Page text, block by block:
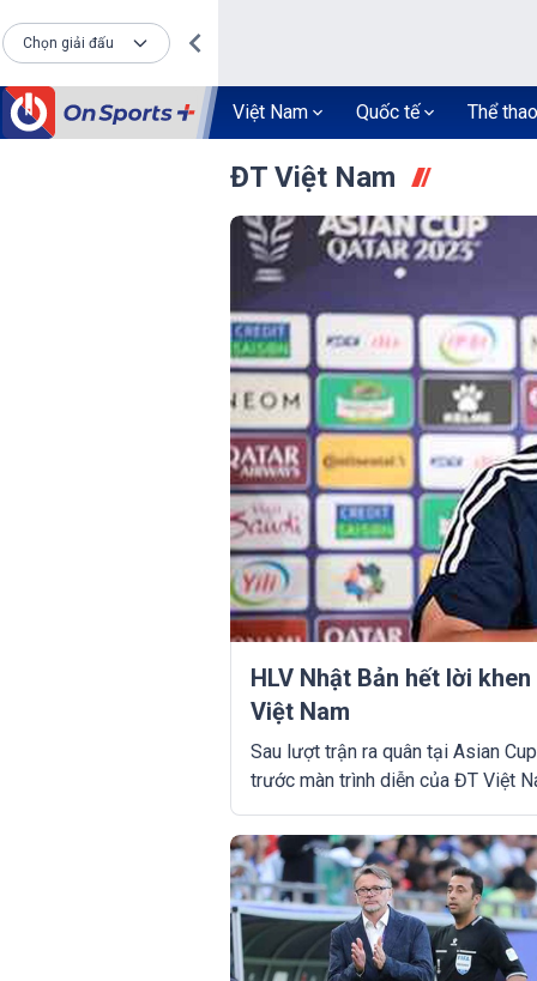
Chọn giải đấu
Việt Nam Quốc tế Thể thao
ĐT Việt Nam
HLV Nhật Bản hết lời
Việt Nam
Sau lượt trận ra quân tại Asian
trước màn trình diễn của ĐT Việt